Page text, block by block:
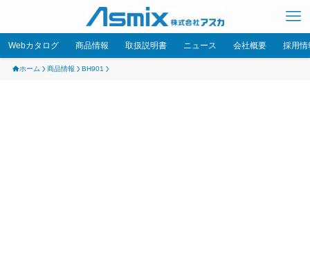
Webカタログ 商品情報 取扱説明書 ニュース 会社概要 採用情
ホーム 商品情報 BH901